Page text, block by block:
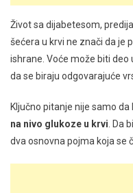
Život sa dijabetesom,
šećera u krvi ne znači da je
ishrane. Voće može biti
da se biraju odgovarajuće
Ključno pitanje nije samo da
na nivo glukoze u krvi . Da
dva osnovna pojma koja se